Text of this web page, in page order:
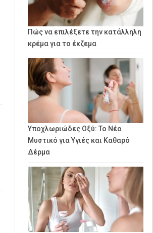
Πώς να επιλέξετε την κατάλληλη
κρέμα για το έκζεμα
Υποχλωριώδες Οξύ: Το Νέο
Μυστικό για Υγιές και Καθαρό
Δέρμα